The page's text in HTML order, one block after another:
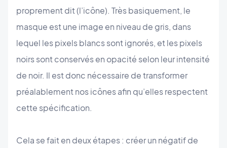
proprement dit (l’icône). Très basiquement, le
masque est une image en niveau de gris, dans
lequel les pixels blancs sont ignorés, et les pixels
noirs sont conservés en opacité selon leur intensité
de noir. Il est donc nécessaire de transformer
préalablement nos icônes afin qu’elles respectent
cette spécification.
Cela se fait en deux étapes : créer un négatif de